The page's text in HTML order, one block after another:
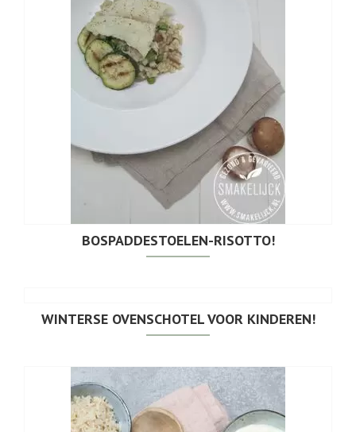
BOSPADDESTOELEN-RISOTTO!
WINTERSE OVENSCHOTEL VOOR KINDEREN!